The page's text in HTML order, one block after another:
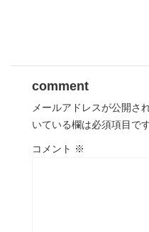
comment
メールアドレスが公開さ
いている欄は必須項目で
コメント ※